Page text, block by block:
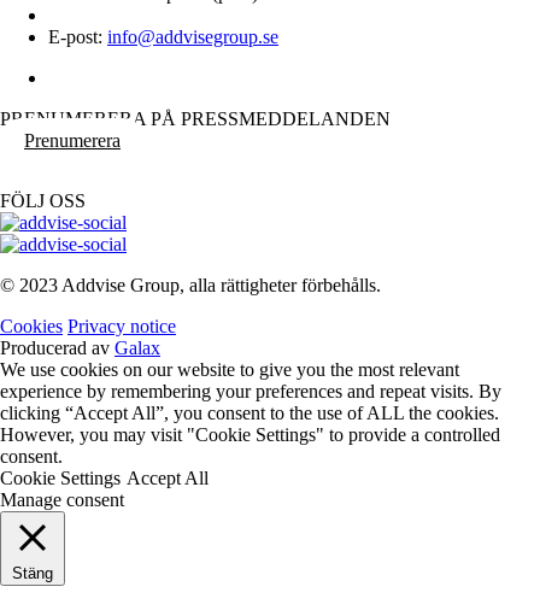
E-post: info@addvisegroup.se
PRENUMERERA PÅ PRESSMEDDELANDEN
Prenumerera
FÖLJ OSS
© 2023 Addvise Group, alla rättigheter förbehålls.
Cookies Privacy notice
Producerad av Galax
We use cookies on our website to give you the most relevant
experience by remembering your preferences and repeat visits. By
clicking “Accept All”, you consent to the use of ALL the cookies.
However, you may visit "Cookie Settings" to provide a controlled
consent.
Cookie Settings Accept All
Manage consent
Stäng